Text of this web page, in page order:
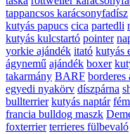
tappancsos karácsonyfadísz
kutyás papucs cica partedli
kutyás kulcstartó pointer
yorkie ajándék itató kutyás
ágynemű ajándék boxer
takarmány BARF borderes
egyedi nyakörv díszpárna
bullterrier kutyás naptár fém
francia bulldog maszk
foxterrier terrieres fülbevaló